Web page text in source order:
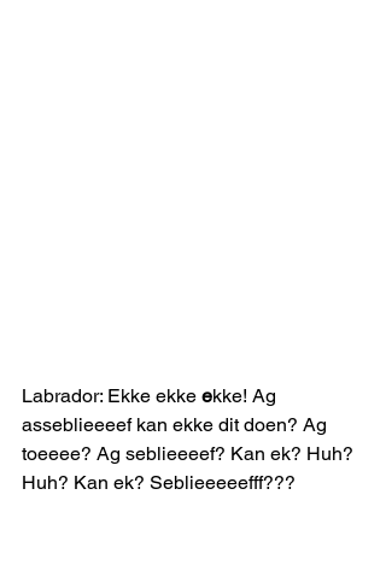
Labrador: Ekke ekke ekke! Ag
asseblieeeef kan ekke dit doen? Ag
toeeee? Ag seblieeeef? Kan ek? Huh?
Huh? Kan ek? Seblieeeeefff???